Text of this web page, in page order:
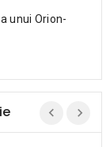
unui Orion-